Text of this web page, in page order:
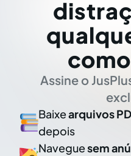
Assine o
Baixearquivos
depois
Naveguesem